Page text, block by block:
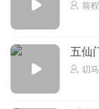
前
五仙
叨